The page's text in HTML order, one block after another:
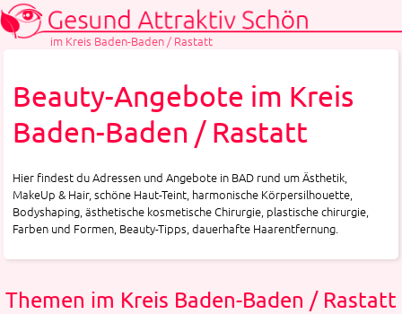
im Kreis Baden-Baden / Rastatt
Beauty-Angebote im Kreis
Baden-Baden / Rastatt
Hier findest du Adressen und Angebote in BAD rund um Ästhetik,
MakeUp & Hair, schöne Haut-Teint, harmonische Körpersilhouette,
Bodyshaping, ästhetische kosmetische Chirurgie, plastische chirurgie,
Farben und Formen, Beauty-Tipps, dauerhafte Haarentfernung.
Themen im Kreis Baden-Baden / Rastatt